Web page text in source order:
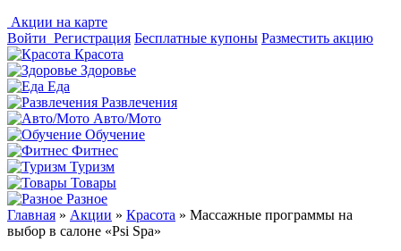
Акции на карте
Войти Регистрация Бесплатные купоны Разместить акцию
Красота
Здоровье
Еда
Развлечения
Авто/Мото
Обучение
Фитнес
Туризм
Товары
Разное
Главная » Акции » Красота » Массажные программы на
выбор в салоне «Psi Spa»